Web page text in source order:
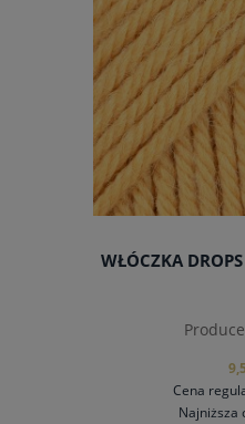
WŁÓCZKA
Cena
Najniższa